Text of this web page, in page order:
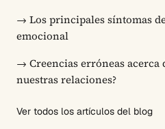
→ Los principales síntomas
emocional
→ Creencias erróneas acerca
nuestras relaciones?
Ver todos los artículos del blog